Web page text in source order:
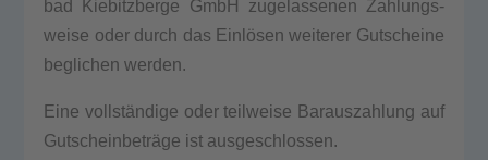
bad Kie­bitz­ber­ge GmbH zuge­las­se­nen Zah­lungs­
wei­se oder durch das Einlösen wei­te­rer Gut­schei­ne
begli­chen wer­den.
Eine vollständige oder teil­wei­se Bar­aus­zah­lung auf
Gutscheinbeträge ist aus­ge­schlos­sen.